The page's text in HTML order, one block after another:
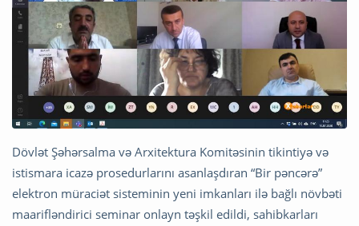
Dövlət Şəhərsalma və Arxitektura Komitəsinin tikintiyə və
istismara icazə prosedurlarını asanlaşdıran “Bir pəncərə”
elektron müraciət sisteminin yeni imkanları ilə bağlı növbəti
maarifləndirici seminar onlayn təşkil edildi, sahibkarları